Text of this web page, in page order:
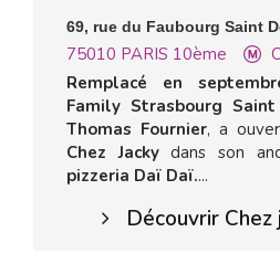
69, rue du Faubourg Saint
75010 PARIS 10ème
Remplacé en
Family Strasbourg
Thomas Fournier, a
Chez Jackydans son
pizzeria Daï Daï....
Découvrir Chez